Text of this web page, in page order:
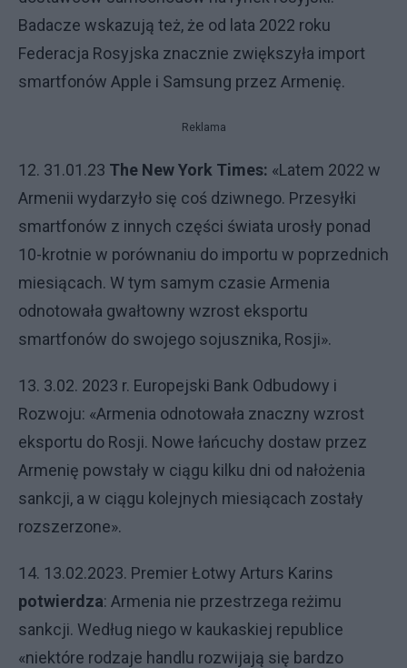
Badacze wskazują też, że od lata 2022 roku
Federacja Rosyjska znacznie zwiększyła import
smartfonów Apple i Samsung przez Armenię.
Reklama
12. 31.01.23 The New York Times: «Latem 2022 w
Armenii wydarzyło się coś dziwnego. Przesyłki
smartfonów z innych części świata urosły ponad
10-krotnie w porównaniu do importu w poprzednich
miesiącach. W tym samym czasie Armenia
odnotowała gwałtowny wzrost eksportu
smartfonów do swojego sojusznika, Rosji».
13. 3.02. 2023 r. Europejski Bank Odbudowy i
Rozwoju: «Armenia odnotowała znaczny wzrost
eksportu do Rosji. Nowe łańcuchy dostaw przez
Armenię powstały w ciągu kilku dni od nałożenia
sankcji, a w ciągu kolejnych miesiącach zostały
rozszerzone».
14. 13.02.2023. Premier Łotwy Arturs Karins
potwierdza: Armenia nie przestrzega reżimu
sankcji. Według niego w kaukaskiej republice
«niektóre rodzaje handlu rozwijają się bardzo